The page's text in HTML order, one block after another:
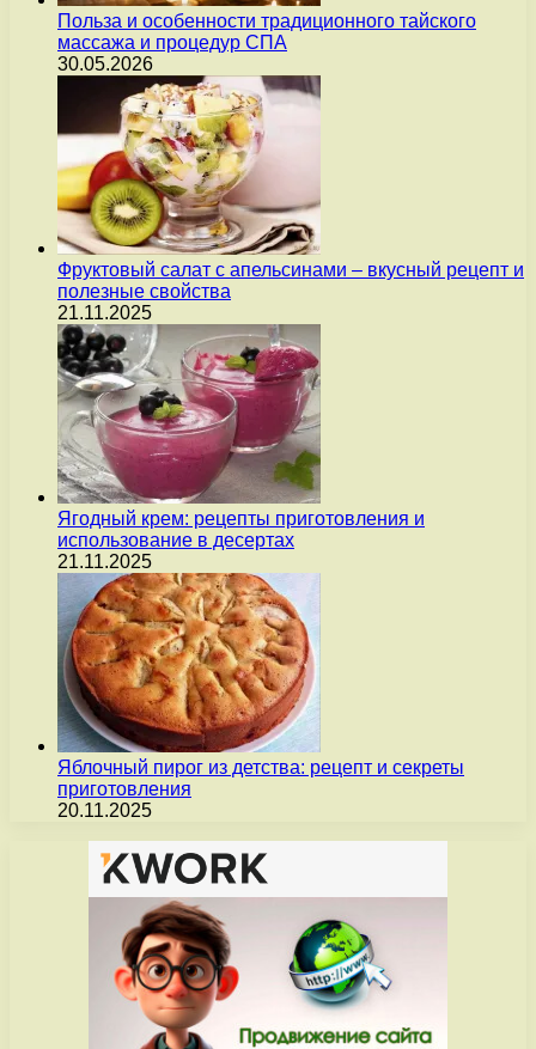
Польза и особенности традиционного тайского
массажа и процедур СПА
30.05.2026
Фруктовый салат с апельсинами – вкусный рецепт и
полезные свойства
21.11.2025
Ягодный крем: рецепты приготовления и
использование в десертах
21.11.2025
Яблочный пирог из детства: рецепт и секреты
приготовления
20.11.2025